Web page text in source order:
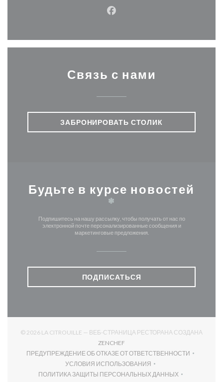
Facebook ((открывается в
Связь с нами
ЗАБРОНИРОВАТЬ СТОЛИК
Будьте в курсе новостей
*
Подпишитесь на нашу рассылку, чтобы получать от нас по
электронной почте персонализированные сообщения и
маркетинговые предложения.
ПОДПИСАТЬСЯ
© 2026 LA CITROUILLE — ВЕБ-СТРАНИЦА РЕСТОРАНА СОЗДАНА
ZENCHEF
ПРЕДУПРЕЖДЕНИЕ ОБ ОТКАЗЕ ОТ ОТВЕТСТВЕННОСТИ
((ОТКРЫВАЕТСЯ В НОВОМ ОКНЕ))
УСЛОВИЯ ИСПОЛЬЗОВАНИЯ
((ОТКРЫВАЕТСЯ В НОВОМ ОКНЕ))
ПОЛИТИКА ЗАЩИТЫ ПЕРСОНАЛЬНЫХ ДАННЫХ
((ОТКРЫВАЕТСЯ В НОВОМ ОКНЕ))